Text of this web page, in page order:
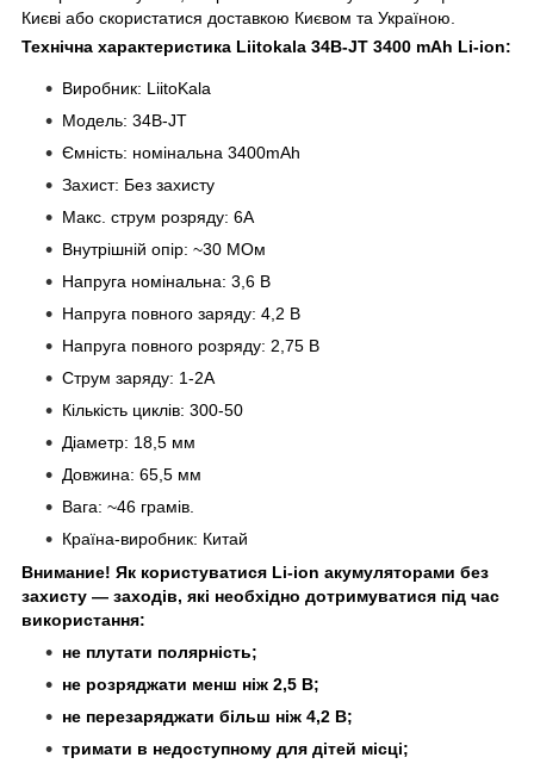
Києві або скористатися доставкою Києвом та Україною.
Технічна характеристика Liitokala 34B-JT 3400 mAh Li-ion:
Виробник: LiitoKala
Модель: 34B-JT
Ємність: номінальна 3400mAh
Захист: Без захисту
Макс. струм розряду: 6A
Внутрішній опір: ~30 МОм
Напруга номінальна: 3,6 В
Напруга повного заряду: 4,2 В
Напруга повного розряду: 2,75 В
Струм заряду: 1-2А
Кількість циклів: 300-50
Діаметр: 18,5 мм
Довжина: 65,5 мм
Вага: ~46 грамів.
Країна-виробник: Китай
Внимание! Як користуватися Li-ion акумуляторами без
захисту — заходів, які необхідно дотримуватися під час
використання:
не плутати полярність;
не розряджати менш ніж 2,5 В;
не перезаряджати більш ніж 4,2 В;
тримати в недоступному для дітей місці;